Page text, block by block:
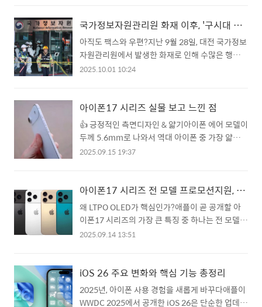
서 이것이 도대체 어느 지점에서 과학적으로 치밀
하게 구성된 영화인가 하는 반문이 들었습니다.영
화 시작부터 대중 논리에 가려진 '가속 중력'의 허
구성과 빛의 속도라는 물리적 벽에 대해..
을 드롭하지 않던 심각한 버그를 해결했습니다.탑
(Tower) 보스: 일부 보스의 생명력이 의도보다 지
나치게 높게 설정되어 있던 밸런스 문제를 수정했
습니다.2. 시즌 및 콘텐츠 관련나한투 침묵의 궤: 특
정 궤를 열어도 시즌 등급 목표인 '운의 시험' 수치
레이: '하급 악마'들을 한꺼번에 처치했을 때, 보상
을 상자를 연 플레이어만 받던 문제를 수정하여 이
제 함께 받을 수 있습니다.신성한 ..
국가정보자원관리원 화재 이후, '구시대 행정'에 발목 잡힌 국민들
아직도 팩스와 우편?지난 9월 28일, 대전 국가정보
자원관리원에서 발생한 화재로 인해 수많은 행정
시스템이 중단되면서 국민들의 불편이 극에 달하고
서, 그 후폭풍은 아직도 현재진행형입니다.문제는
단지 서비스 중단이 아닙니다.정부가 내놓은 ‘대응
책’이 더 큰 문제라는 것이죠.국민신문고·문서24
먹통… 그런데도 "팩스나 방문하세요"?민원서비
스의 핵심이라 할 수 있는 국민신문고와 문서24는
을 제출하고 문서를 행정기관과 주고받는 데 핵심
적인 창구 역할을 합니다.하지만 현재 대체수단이
라며 정부가 내놓은 방안은 고작 팩스, 방문, 우
편.2025년 대한민국에서 이메일 접수..
2025.10.01 10:24
아이폰17 시리즈 실물 보고 느낀 점
👍 긍정적인 측면디자인 & 얇기아이폰 에어 모델이
두께 5.6mm로 나와서 역대 아이폰 중 가장 얇다는
평이 많고, 시각적으로도 굉장히 슬림해 보여요. 프
과 반사가 조절된 점이 좋다는 의견이 많습니다. 디
스플레이 & 화면 경험 개선전체 라인업에 걸쳐
120Hz 주사율 탑재가 공통으로 언급됨. 덕분에 스
크롤이나 인터페이스 전환 등이 훨씬 부드러움.
AOD (항상 켜져 있는 디스플레이) 및 밝기 개선도
이드메인 센서 화소 개선, 망원 기능 향상 등이 눈에
띔. 특히 일반 모델에도 더 고급 기능들이 일부 들어
간 게 “프로만의 프리미엄” 느낌을 다소 줄여 소
2025.09.15 19:37
아이폰17 시리즈 전 모델 프로모션지원, LTPO OLED는 무엇?
왜 LTPO OLED가 핵심인가?애플이 곧 공개할 아
이폰17 시리즈의 가장 큰 특징 중 하나는 전 모델에
프로모션(ProMotion) 기능이 탑재된다는 점입니
레이 기술의 차별화가 한 단계 진화한 것입니다. 그
렇다면 프로모션 기능을 구현하기 위해 필수적인
LTPO OLED 디스플레이란 무엇이며, 왜 꼭 필요한
2025.09.14 13:51
iOS 26 주요 변화와 핵심 기능 총정리
2025년, 아이폰 사용 경험을 새롭게 바꾸다애플이
WWDC 2025에서 공개한 iOS 26은 단순한 업데이